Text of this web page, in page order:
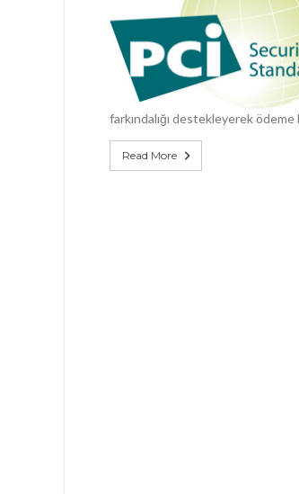
farkındalığı destekleyerek
Read More